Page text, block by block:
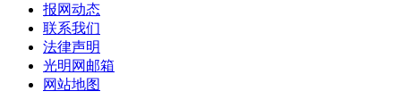
报网动态
联系我们
法律声明
光明网邮箱
网站地图